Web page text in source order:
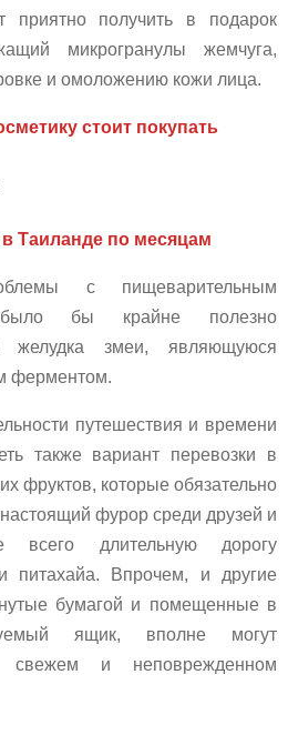
получить в подарок
микрогранулы жемчуга,
и омоложению кожи лица.
стоит покупать
Таиланде по месяцам
с пищеварительным
было бы крайне полезно
желудка змеи, являющуюся
ферментом.
путешествия и времени
также вариант перевозки в
фруктов, которые обязательно
фурор среди друзей и
всего длительную дорогу
питахайа. Впрочем, и другие
бумагой и помещенные в
ящик, вполне могут
и неповрежденном